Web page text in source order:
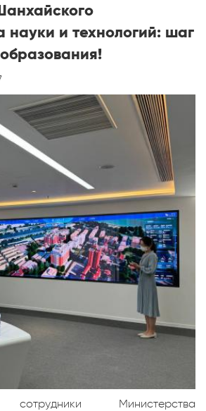
науки и технологий: шаг
сотрудники Министерства